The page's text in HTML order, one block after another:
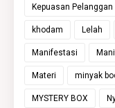
Kepuasan Pelanggan
khodam Lelah
Manifestasi
Materi minyak
MYSTERY BOX